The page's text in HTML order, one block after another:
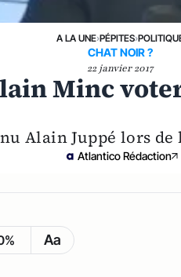
A LA UNE›PÉPITES›
CHAT NOIR ?
22 janvier 2017
Minc
Alain Juppé lors
Atlantico Rédaction
Aa